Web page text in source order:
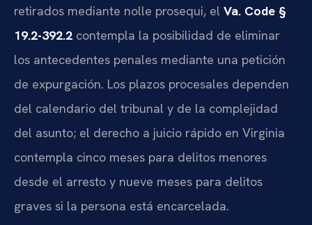
retirados mediante nolle prosequi, el Va. Code §
19.2-392.2 contempla la posibilidad de eliminar
los antecedentes penales mediante una petición
de expurgación. Los plazos procesales dependen
del calendario del tribunal y de la complejidad
del asunto; el derecho a juicio rápido en Virginia
contempla cinco meses para delitos menores
desde el arresto y nueve meses para delitos
graves si la persona está encarcelada.